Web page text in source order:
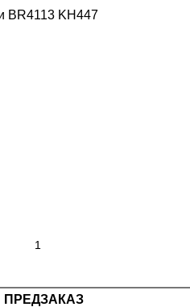
BR4113 KH447
ПРЕДЗАКАЗ